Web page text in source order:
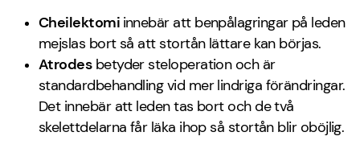
Cheilektomi innebär att benpålagringar på leden
mejslas bort så att stortån lättare kan börjas.
Atrodesbetyder steloperation och är
standardbehandling vid mer lindriga förändringar.
Det innebär att leden tas bort och de två
skelettdelarna får läka ihop så stortån blir oböjlig.